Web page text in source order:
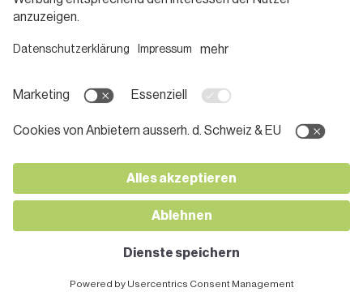
Teilnahmebedingungen
Pressemitteilungen
Karriere bei SPAR
Kontakt
© 2026 SPAR Handels AG